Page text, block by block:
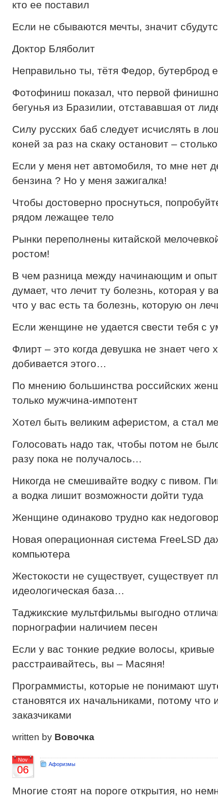
кто ее поставил
Если не сбываются мечты, значит
Доктор Бляболит
Неправильно ты, тётя Федор, бутерброд
Фотофиниш показал, что первой
бегунья из Бразилии, отстававшая от
Силу русских баб следует исчислять в
коней за раз на скаку остановит –
Если у меня нет автомобиля, то мне нет
бензина ? Но у меня зажигалка!
Чтобы достоверно проснуться,
рядом лежащее тело
Рынки переполнены китайской
ростом!
В чем разница между начинающим и
думает, что лечит ту болезнь, которая у
что у вас есть та болезнь, которую он
Если женщине не удается свести тебя с
Флирт – это когда девушка не знает чего
добивается этого…
По мнению большинства российских
только мужчина-импотент
Хотел быть великим аферистом, а стал
Голосовать надо так, чтобы потом не
разу пока не получалось…
Никогда не смешивайте водку с пивом.
а водка лишит возможности дойти туда
Женщине одинаково трудно как
Новая операционная система FreeLSD
компьютера
Жестокости не существует, существует
идеологическая база…
Таджикские мультфильмы выгодно
порнографии наличием песен
Если у вас тонкие редкие волосы,
расстраивайтесь, вы – Масяня!
Программисты, которые не понимают
становятся их начальниками, потому что
заказчиками
written by Вовочка
Nov
06 Афоризмы
Многие стоят на пороге открытия, но